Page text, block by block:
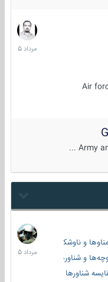
Air
9
مرداد
1405
Army
و ناوشکن‌ها
و شناورهای گشتی
شناورها
2
مرداد
1405